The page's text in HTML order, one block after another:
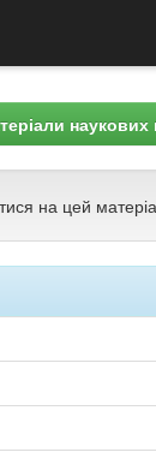
наукових
на цей